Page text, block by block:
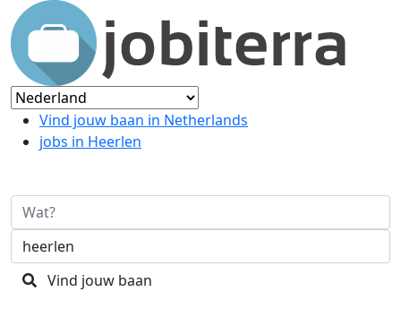
Vind jouw baan in Netherlands
jobs in Heerlen
Vind jouw baan